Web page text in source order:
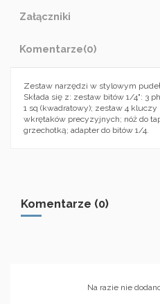
Załączniki
Komentarze(0)
Zestaw narzędzi w stylowym
Składa się z: zestaw bitów 1/4": 3
1 sq (kwadratowy); zestaw 4
wkrętaków precyzyjnych; nóż do
grzechotką; adapter do bitów 1/4.
Komentarze (0)
Na razie nie